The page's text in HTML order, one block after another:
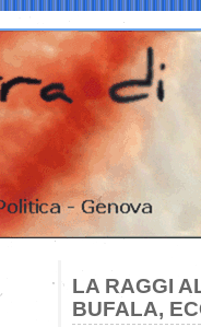
LA RAGGI
BUFALA,